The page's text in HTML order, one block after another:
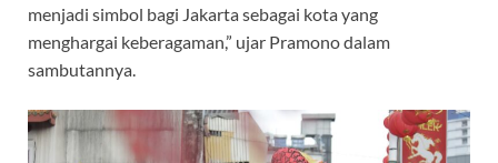
menjadi simbol bagi Jakarta sebagai kota yang
menghargai keberagaman,” ujar Pramono dalam
sambutannya.